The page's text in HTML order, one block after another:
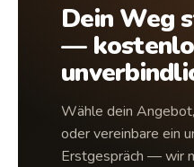
Dein Weg
—
Wähle dein
oder vereinbare ein
Erstgespräch — wir